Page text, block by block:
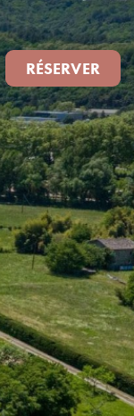
RÉSERVER